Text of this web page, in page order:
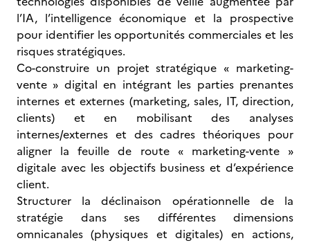
l’IA, l’intelligence économique et la prospective
pour identifier les opportunités commerciales et les
risques stratégiques.
Co-construire un projet stratégique « marketing-
vente » digital en intégrant les parties prenantes
internes et externes (marketing, sales, IT, direction,
clients) et en mobilisant des analyses
internes/externes et des cadres théoriques pour
aligner la feuille de route « marketing-vente »
digitale avec les objectifs business et d’expérience
client.
Structurer la déclinaison opérationnelle de la
stratégie dans ses différentes dimensions
omnicanales (physiques et digitales) en actions,